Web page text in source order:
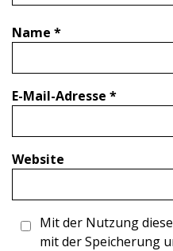
Name *
E-Mail-Adresse *
Website
Mit der Nutzung
mit der Speicherung